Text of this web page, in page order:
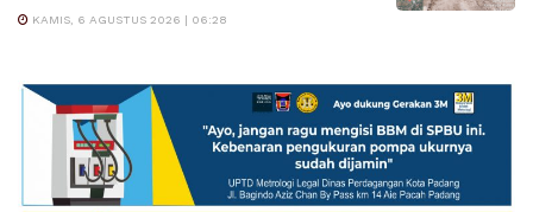
KAMIS, 6 AGUSTUS 2026 | 06:28